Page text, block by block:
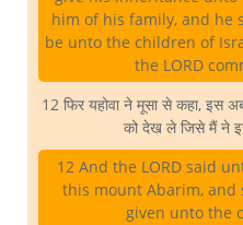
him of his family, and he
be unto the children of
the LORD
12 फिर यहोवा ने मूसा से कहा, इस
को देख ले जिसे मैं ने
12 And the LORD said
this mount Abarim, and
given unto the